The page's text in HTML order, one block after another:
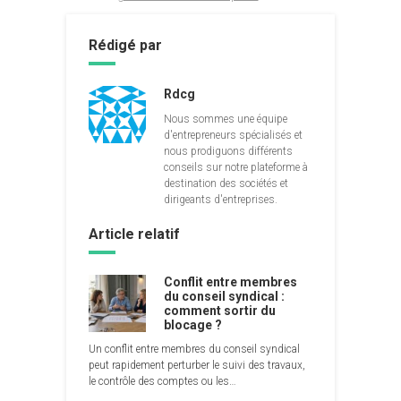
Rédigé par
Rdcg
Nous sommes une équipe
d'entrepreneurs spécialisés et
nous prodiguons différents
conseils sur notre plateforme à
destination des sociétés et
dirigeants d'entreprises.
Article relatif
Conflit entre membres
du conseil syndical :
comment sortir du
blocage ?
Un conflit entre membres du conseil syndical
peut rapidement perturber le suivi des travaux,
le contrôle des comptes ou les…